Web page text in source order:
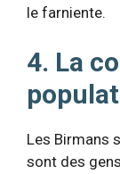
le farniente.
4. La
Les Birmans
sont des